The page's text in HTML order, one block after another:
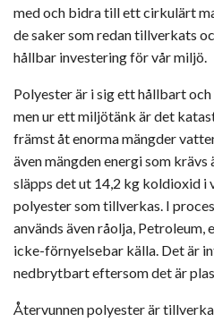
med och bidra till ett cirkulärt
de saker som redan tillverkats
hållbar investering för vår miljö.
Polyester är i sig ett hållbart
men ur ett miljötänk är det
främst åt enorma mängder
även mängden energi som
släpps det ut 14,2 kg koldioxid i
polyester som tillverkas. I
används även råolja, Petroleum,
icke-förnyelsebar källa. Det är
nedbrytbart eftersom det är
Återvunnen polyester är